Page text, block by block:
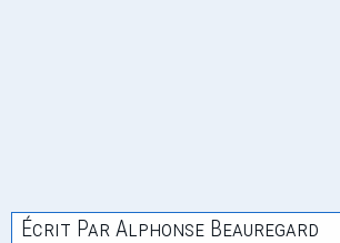
Écrit Par Alphonse Beauregard